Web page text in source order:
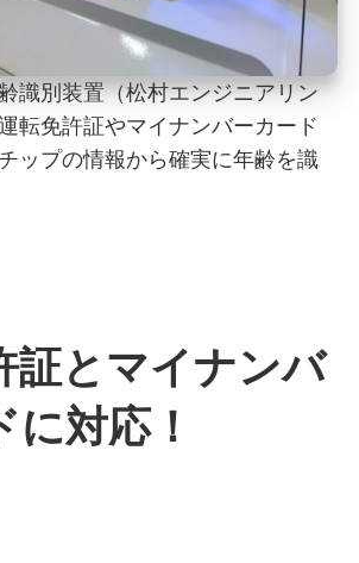
識別装置（松村エンジニアリン
転免許証やマイナンバーカード
ップの情報から確実に年齢を識
証とマイナンバ
に対応！